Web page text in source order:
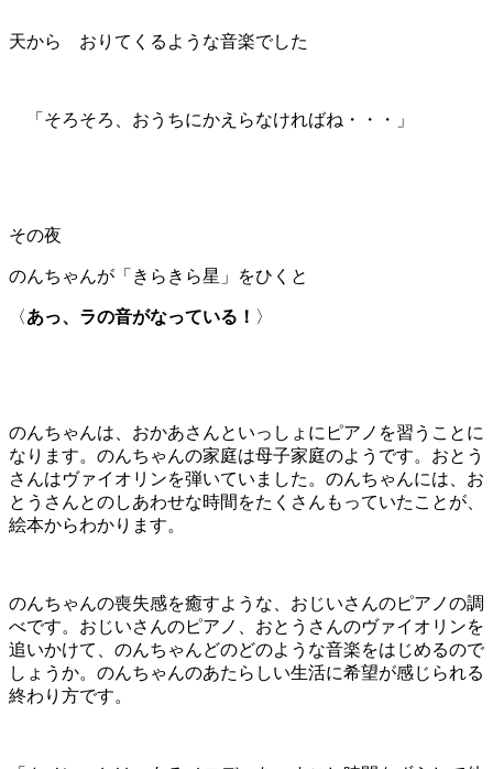
天から おりてくるような音楽でした
「そろそろ、おうちにかえらなければね・・・」
その夜
のんちゃんが「きらきら星」をひくと
〈あっ、ラの音がなっている！ 〉
のんちゃんは、おかあさんといっしょにピアノを習うことに
なります。のんちゃんの家庭は母子家庭のようです。おとう
さんはヴァイオリンを弾いていました。のんちゃんには、お
とうさんとのしあわせな時間をたくさんもっていたことが、
絵本からわかります。
のんちゃんの喪失感を癒すような、おじいさんのピアノの調
べです。おじいさんのピアノ、おとうさんのヴァイオリンを
追いかけて、のんちゃんどのどのような音楽をはじめるので
しょうか。のんちゃんのあたらしい生活に希望が感じられる
終わり方です。